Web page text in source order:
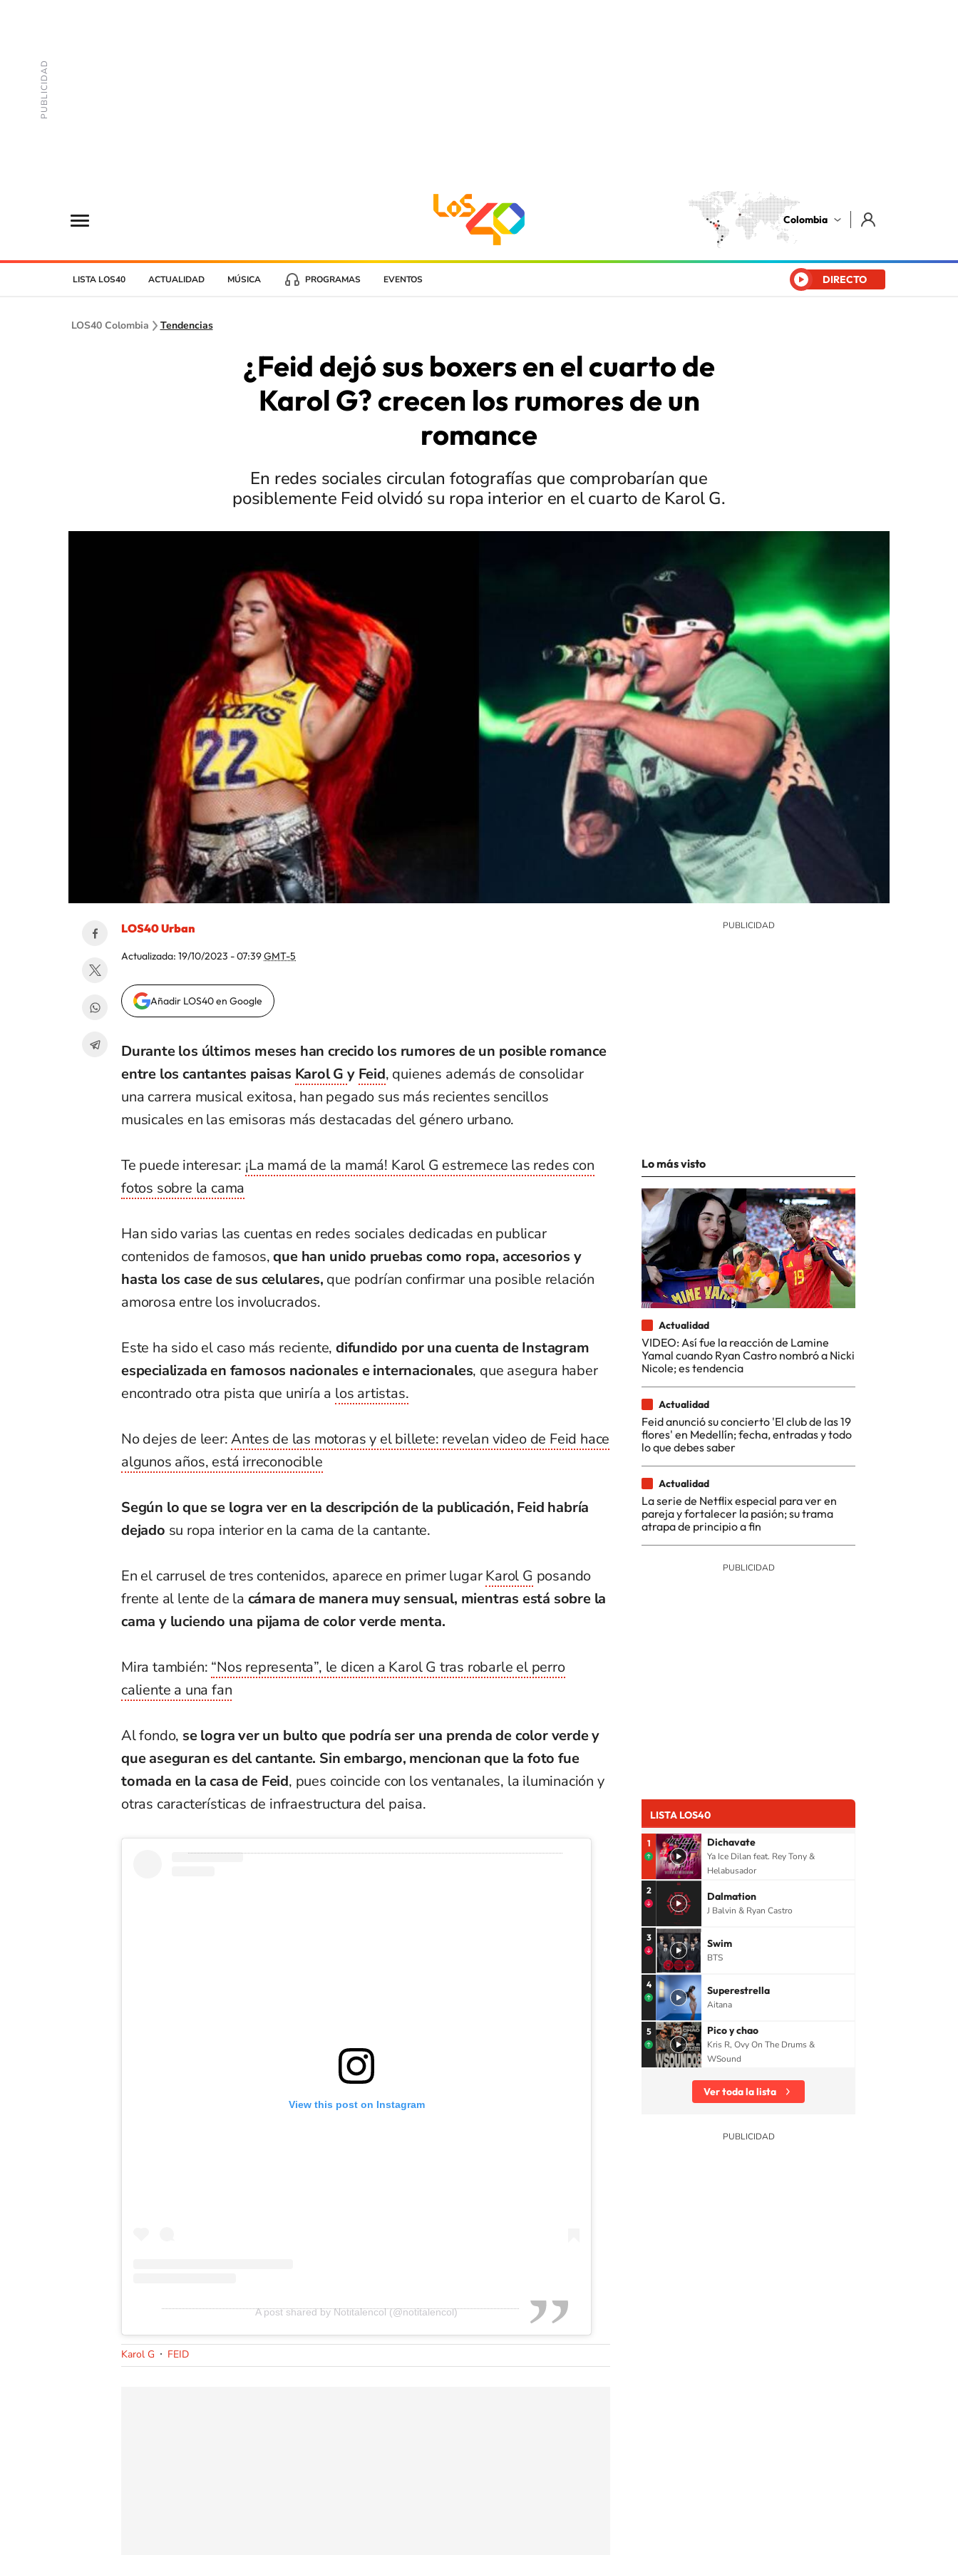
Colombia
LISTA LOS40 ACTUALIDAD MÚSICA PROGRAMAS EVENTOS DIRECTO
LOS40 Colombia Tendencias
¿Feid dejó sus boxers en el cuarto de
Karol G? crecen los rumores de un
romance
En redes sociales circulan fotografías que comprobarían que
posiblemente Feid olvidó su ropa interior en el cuarto de Karol G.
LOS40 Urban
Actualizada: 19/10/2023 - 07:39GMT-5
Añadir LOS40 en Google
Durante los últimos meses han crecido los rumores de un posible romance
entre los cantantes paisas Karol Gy Feid, quienes además de consolidar
una carrera musical exitosa, han pegado sus más recientes sencillos
musicales en las emisoras más destacadas del género urbano.
Te puede interesar: ¡La mamá de la mamá! Karol G estremece las redes con
fotos sobre la cama
Han sido varias las cuentas en redes sociales dedicadas en publicar
contenidos de famosos,que han unido pruebas como ropa, accesorios y
hasta los case de sus celulares, que podrían confirmar una posible relación
amorosa entre los involucrados.
Este ha sido el caso más reciente, difundido por una cuenta de Instagram
especializada en famosos nacionales e internacionales, que asegura haber
encontrado otra pista que uniría a los artistas.
No dejes de leer:Antes de las motoras y el billete: revelan video de Feid hace
algunos años, está irreconocible
Según lo que se logra ver en la descripción de la publicación, Feid habría
dejado su ropa interior en la cama de la cantante.
En el carrusel de tres contenidos, aparece en primer lugarKarol G posando
frente al lente de la cámara de manera muy sensual, mientras está sobre la
cama y luciendo una pijama de color verde menta.
Mira también: “Nos representa”, le dicen a Karol G tras robarle el perro
caliente a una fan
Al fondo, se logra ver un bulto que podría ser una prenda de color verde y
que aseguran es del cantante. Sin embargo, mencionan que la foto fue
tomada en la casa de Feid, pues coincide con los ventanales, la iluminación y
otras características de infraestructura del paisa.
View this post on Instagram
A post shared by Notitalencol (@notitalencol)
Karol G FEID
Lo más visto
Actualidad
VIDEO: Así fue la reacción de Lamine
Yamal cuando Ryan Castro nombró a Nicki
Nicole; es tendencia
Actualidad
Feid anunció su concierto 'El club de las 19
flores' en Medellín; fecha, entradas y todo
lo que debes saber
Actualidad
La serie de Netflix especial para ver en
pareja y fortalecer la pasión; su trama
atrapa de principio a fin
LISTA LOS40
1 Dichavate
Ya Ice Dilan feat. Rey Tony &
Helabusador
2 Dalmation
J Balvin & Ryan Castro
3 Swim
BTS
4 Superestrella
Aitana
5 Pico y chao
Kris R, Ovy On The Drums &
WSound
Ver toda la lista